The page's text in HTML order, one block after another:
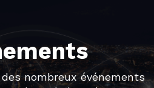
nombreux événements